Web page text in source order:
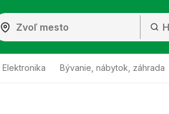
Elektronika Bývanie, nábytok, záhrada